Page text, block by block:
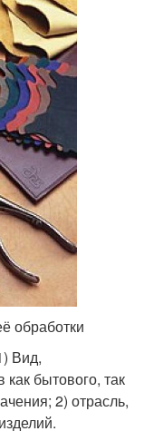
обработки
Вид,
бытового, так
2) отрасль,